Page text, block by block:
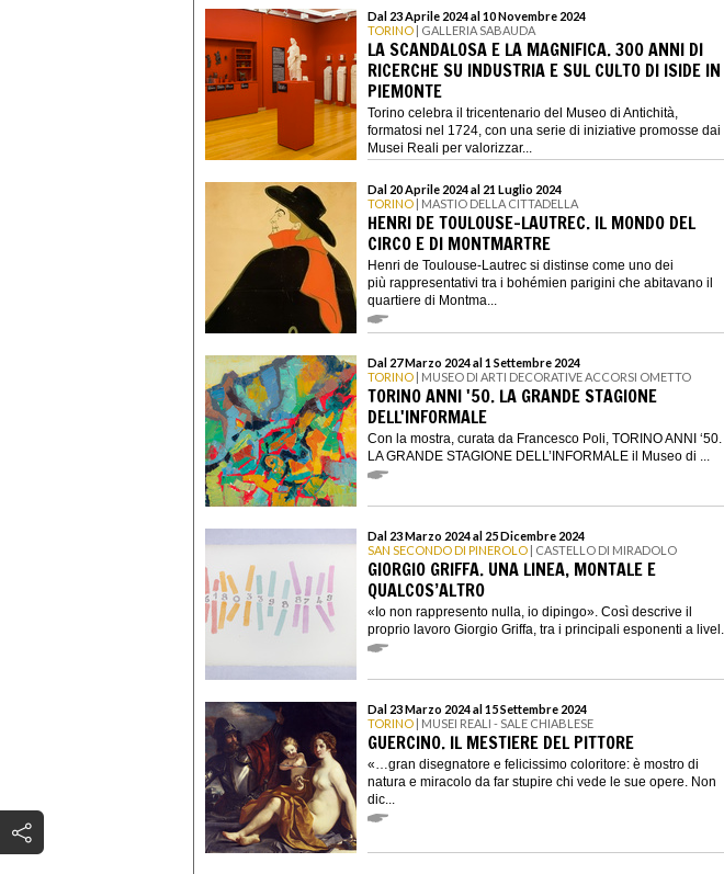
Dal 23 Aprile 2024 al 10 Novembre 2024
TORINO | GALLERIA SABAUDA
LA SCANDALOSA E LA MAGNIFICA. 300 ANNI DI
RICERCHE SU INDUSTRIA E SUL CULTO DI ISIDE IN
PIEMONTE
Torino celebra il tricentenario del Museo di Antichità,
formatosi nel 1724, con una serie di iniziative promosse dai
Musei Reali per valorizzar...
Dal 20 Aprile 2024 al 21 Luglio 2024
TORINO | MASTIO DELLA CITTADELLA
HENRI DE TOULOUSE-LAUTREC. IL MONDO DEL
CIRCO E DI MONTMARTRE
Henri de Toulouse-Lautrec si distinse come uno dei
più rappresentativi tra i bohémien parigini che abitavano il
quartiere di Montma...
Dal 27 Marzo 2024 al 1 Settembre 2024
TORINO | MUSEO DI ARTI DECORATIVE ACCORSI OMETTO
TORINO ANNI '50. LA GRANDE STAGIONE
DELL'INFORMALE
Con la mostra, curata da Francesco Poli, TORINO ANNI ‘50.
LA GRANDE STAGIONE DELL’INFORMALE il Museo di ...
Dal 23 Marzo 2024 al 25 Dicembre 2024
SAN SECONDO DI PINEROLO | CASTELLO DI MIRADOLO
GIORGIO GRIFFA. UNA LINEA, MONTALE E
QUALCOS’ALTRO
«Io non rappresento nulla, io dipingo». Così descrive il
proprio lavoro Giorgio Griffa, tra i principali esponenti a livel...
Dal 23 Marzo 2024 al 15 Settembre 2024
TORINO | MUSEI REALI - SALE CHIABLESE
GUERCINO. IL MESTIERE DEL PITTORE
«…gran disegnatore e felicissimo coloritore: è mostro di
natura e miracolo da far stupire chi vede le sue opere. Non
dic...